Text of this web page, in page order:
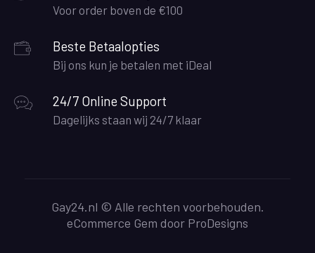
Voor order boven de €100
Beste Betaalopties
Bij ons kun je betalen met iDeal
24/7 Online Support
Dagelijks staan wij 24/7 klaar
Gay24.nl © Alle rechten voorbehouden.
eCommerce Gem door ProDesigns